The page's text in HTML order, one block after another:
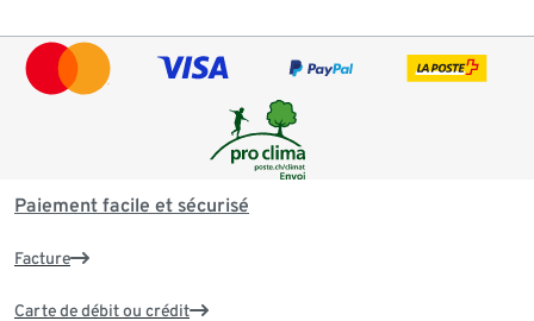
Paiement facile et sécurisé
Facture
Carte de débit ou crédit